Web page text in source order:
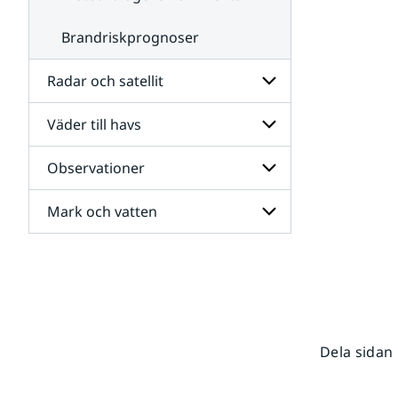
Brandriskprognoser
Radar och satellit
Undersidor
för
Radar
och
satellit
Väder till havs
Undersidor
för
Väder
till
havs
Observationer
Undersidor
för
Mark och vatten
Dela sidan